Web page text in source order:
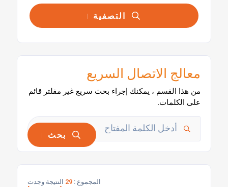
التصفية
معالج الاتصال السريع
من هذا القسم ، يمكنك إجراء بحث سريع غير مفلتر قائم
على الكلمات.
بحث
المجموع :29 النتيجة وجدت